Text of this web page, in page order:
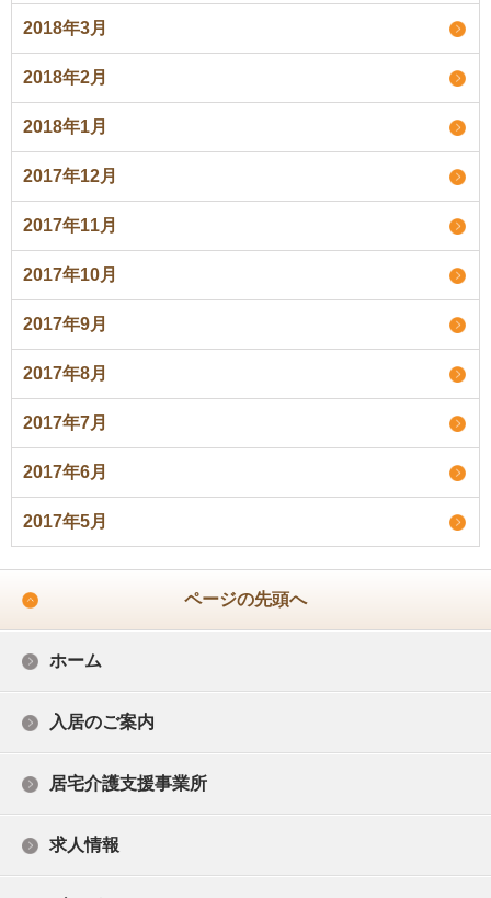
2018年3月
2018年2月
2018年1月
2017年12月
2017年11月
2017年10月
2017年9月
2017年8月
2017年7月
2017年6月
2017年5月
ページの先頭へ
ホーム
入居のご案内
居宅介護支援事業所
求人情報